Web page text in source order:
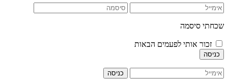
שכחתי סיסמה
זכור אותי לפעמים הבאות
כניסה
כניסה